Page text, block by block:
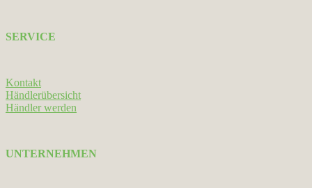
SERVICE
Kontakt
Händlerübersicht
Händler werden
UNTERNEHMEN